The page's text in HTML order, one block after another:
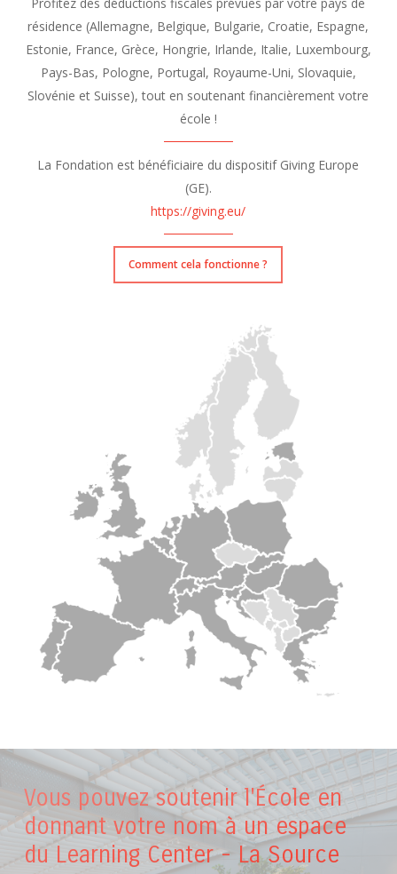
résidence (Allemagne, Belgique, Bulgarie, Croatie, Espagne,
Estonie, France, Grèce, Hongrie, Irlande, Italie, Luxembourg,
Pays-Bas, Pologne, Portugal, Royaume-Uni, Slovaquie,
Slovénie et Suisse), tout en soutenant financièrement votre
école !
La Fondation est bénéficiaire du dispositif Giving Europe
(GE).
https://giving.eu/
Comment cela fonctionne ?
Vous pouvez soutenir l'École en
donnant votre nom à un espace
du Learning Center - La Source